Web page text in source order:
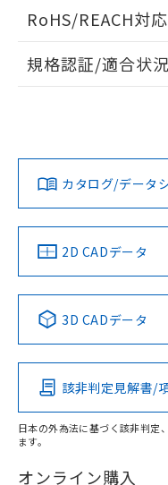
ドすることができ
ロ
ダウンロードデータをご
みください。
ソフトウェアの使用条件
RoHS/REACH対
EU RoHS 注意事項
対応済み
中国 RoHS 注意事項
Pb Hg
O
在庫等で未対応品が混
規格認証/適合状況
LR型式承認
（イギリス
船舶規格）
DNV
（ノ
No No
こ
その他の認証は
カタログ/データ
2D CADデータ
3D CADデータ
該非判定見解書/
日本の外為法に基づく該非判定
ます。
オンライン購入
既に当社にて
していることか
り、2022年1月
す。